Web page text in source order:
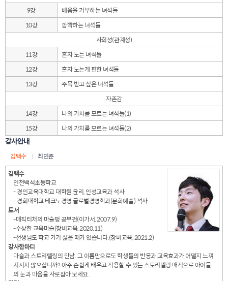
9강
배움을 거부하는 녀석들
10강
깜빡하는 녀석들
사회성(관계성)
11강
혼자 노는 녀석들
12강
혼자 노는게 편한 녀석들
13강
주목 받고 싶은 녀석들
자존감
14강
나의 가치를 모르는 녀석들(1)
15강
나의 가치를 모르는 녀석들(2)
강사안내
김택수
최민준
김택수
인천백석초등학교
- 경인교육대학교 대학원 윤리, 인성교육과 석사
- 경희대학교 테크노경영 글로벌경영학과(문화예술) 석사
도서
-매직티처의 마술펑 공부펀(이가서, 2007.9)
-수상한 교육마술(창비교육, 2020.11)
-선생님도 학교 가기 싫을 때가 있습니다.(창비교육, 2021.2)
강사한마디
마술과 스토리텔링의 만남. 그 이름만으로도 학생들의 반응과 교육효과가 어떨지 느껴
지시지 않으십니까? 아주 손쉽게 배우고 적용할 수 있는 스토리텔링 매직으로 아이들
의 눈과 마음을 사로잡아 보세요.